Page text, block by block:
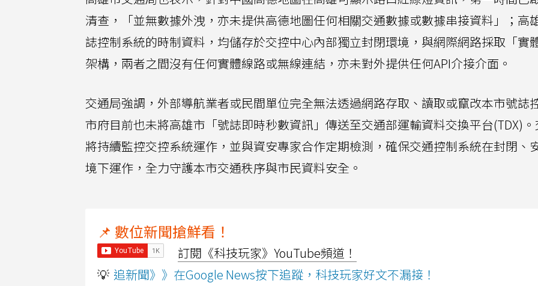
清查，「並無數據外洩，亦未提供高德地圖任何相關交通數據或數據串接資料」；高
誌控制系統的時制資料，均儲存於交控中心內部獨立封閉環境，與網際網路採取「實
架構，兩者之間沒有任何實體線路或無線連結，亦未對外提供任何API介接介面。
交通局強調，外部導航業者或民間單位完全無法透過網路存取、讀取或竄改本市號誌
市府目前也未將高雄市「號誌即時秒數資訊」傳送至交通部運輸資料交換平台(TDX)
將持續監控交控系統運作，並與資安專家合作定期檢測，確保交通控制系統在封閉、
境下運作，全力守護本市交通秩序與市民資料安全。
📌 數位新聞搶鮮看！
訂閱《科技玩家》YouTube頻道！
💡 追新聞》》在Google News按下追蹤，科技玩家好文不漏接！